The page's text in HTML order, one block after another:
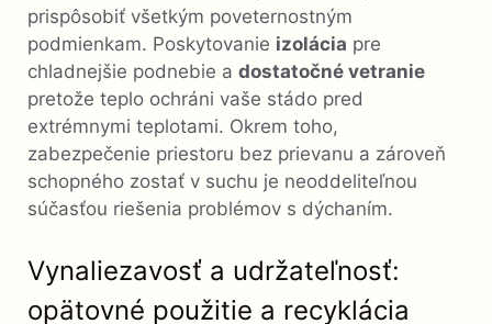
prispôsobiť všetkým poveternostným
podmienkam. Poskytovanie izolácia pre
chladnejšie podnebie a dostatočné vetranie
pretože teplo ochráni vaše stádo pred
extrémnymi teplotami. Okrem toho,
zabezpečenie priestoru bez prievanu a zároveň
schopného zostať v suchu je neoddeliteľnou
súčasťou riešenia problémov s dýchaním.
Vynaliezavosť a udržateľnosť:
opätovné použitie a recyklácia